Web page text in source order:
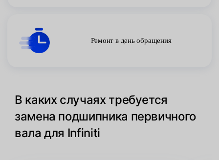
Ремонт в день обращения
В каких случаях требуется
замена подшипника первичного
вала для Infiniti